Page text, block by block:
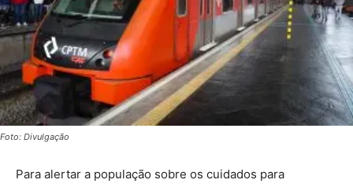
Foto: Divulgação
Para alertar a população sobre os cuidados para